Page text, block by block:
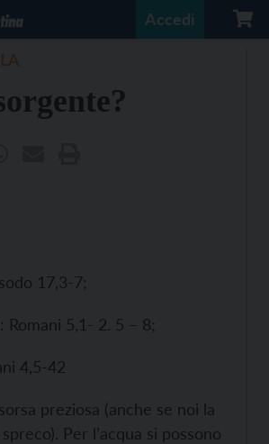
Accedi
17,3-7;
Romani 5,1- 2. 5 – 8;
4,5-42
preziosa (anche se noi la
Per l’acqua si possono